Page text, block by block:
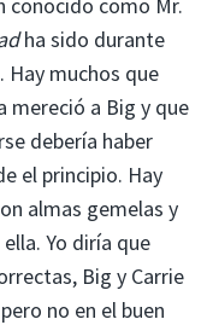
ha sido durante
muchos que
mereció a Big y que
debería haber
el principio. Hay
almas gemelas y
Yo diría que
Big y Carrie
no en el buen